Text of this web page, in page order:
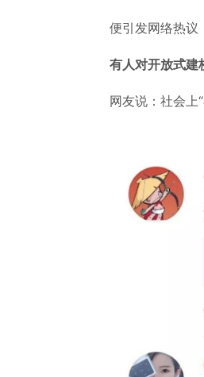
便引发网络热议
有人对开放式建
网友说：社会上